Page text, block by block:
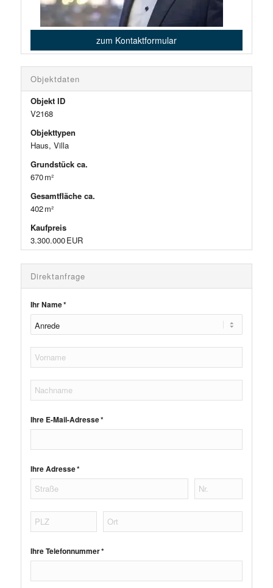
zum Kontaktformular
Objektdaten
Objekt ID
V2168
Objekttypen
Haus, Villa
Grund­stück ca.
670 m²
Gesamtfläche ca.
402 m²
Kaufpreis
3.300.000 EUR
Direktanfrage
Ihr Name *
Ihre E-Mail-Adresse *
Ihre Adresse *
Ihre Telefonnummer *